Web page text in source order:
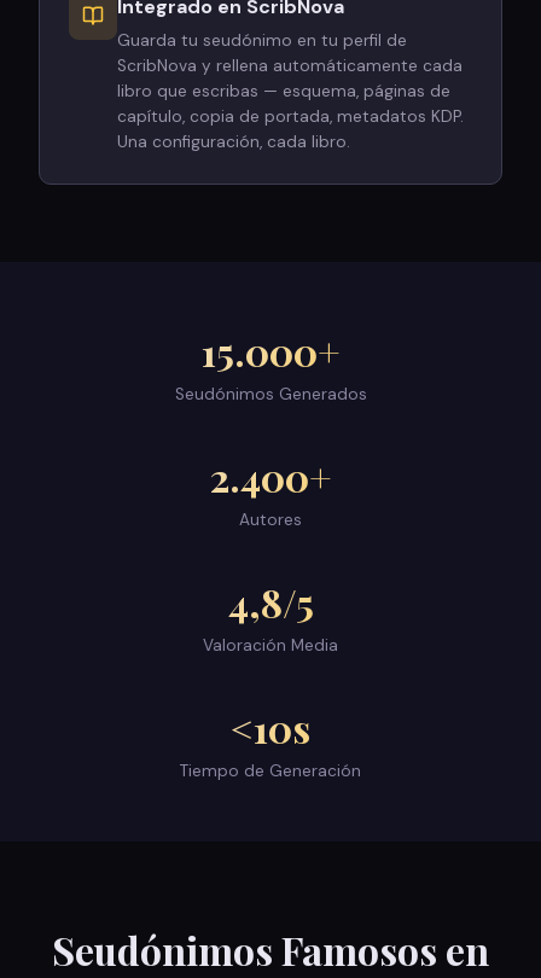
Integrado en ScribNova
Guarda tu seudónimo en tu perfil de
ScribNova y rellena automáticamente cada
libro que escribas — esquema, páginas de
capítulo, copia de portada, metadatos KDP.
Una configuración, cada libro.
15.000+
Seudónimos Generados
2.400+
Autores
4,8/5
Valoración Media
<10s
Tiempo de Generación
Seudónimos Famosos en